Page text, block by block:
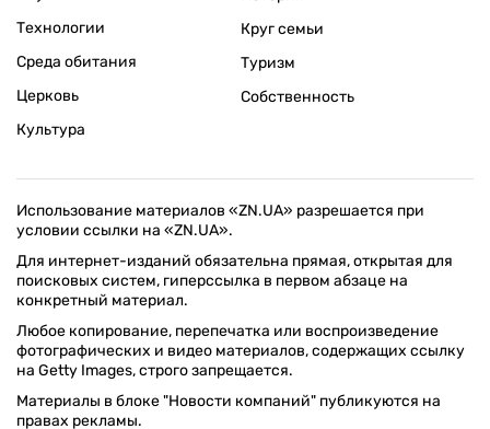
Технологии
Среда обитания
Церковь
Культура
Круг семьи
Туризм
Собственность
Использование материалов «ZN.UA» разрешается при
условии ссылки на «ZN.UA».
Для интернет-изданий обязательна прямая, открытая для
поисковых систем, гиперссылка в первом абзаце на
конкретный материал.
Любое копирование, перепечатка или воспроизведение
фотографических и видео материалов, содержащих ссылку
на Getty Images, строго запрещается.
Материалы в блоке "Новости компаний" публикуются на
правах рекламы.